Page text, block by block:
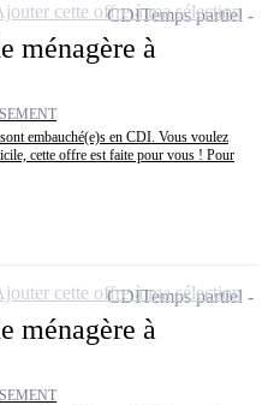
ménagère à
embauché(e)s en CDI. Vous voulez
cette offre est faite pour vous ! Pour
CDITemps partiel
cette offre à ma sélection
ménagère à
CDITemps partiel
cette offre à ma sélection